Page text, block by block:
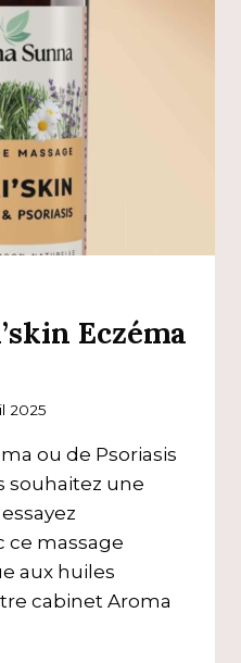
Eczéma
2025
ou de Psoriasis
souhaitez une
ce massage
aux huiles
cabinet Aroma